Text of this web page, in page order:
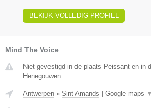
BEKIJK VOLLEDIG PROFIEL
Mind The Voice
Niet gevestigd in de plaats Peissant en in
Henegouwen.
Antwerpen » Sint Amands Google maps ▼